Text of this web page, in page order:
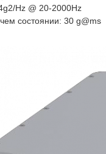
Hz @ 20-2000Hz
состоянии: 30 g@ms